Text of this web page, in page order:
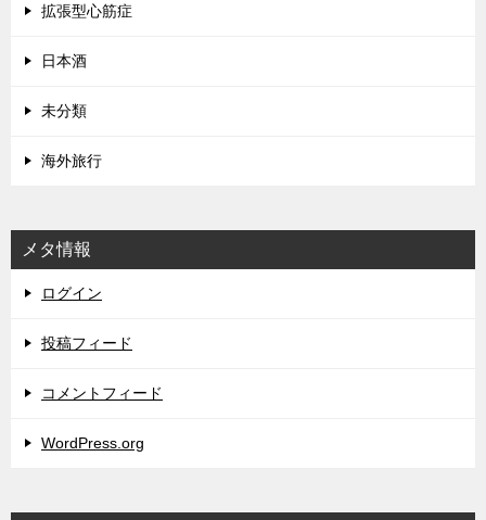
拡張型心筋症
日本酒
未分類
海外旅行
メタ情報
ログイン
投稿フィード
コメントフィード
WordPress.org